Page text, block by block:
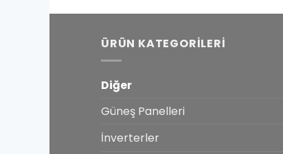
ÜRÜN KATEGORILERI
Diğer
Güneş Panelleri
İnverterler